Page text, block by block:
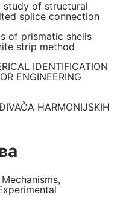
study of structural
splice connection
of prismatic shells
strip method
IDENTIFICATION
ENGINEERING
HARMONIJSKIH